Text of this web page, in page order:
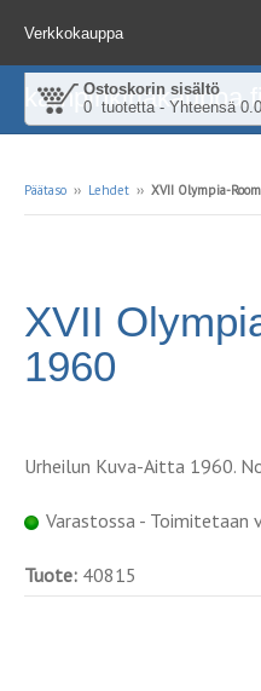
Verkkokauppa
Ostoskorin sisältö
0 tuotetta - Yhteensä
Päätaso ›› Lehdet ›› XVII Olympia-
XVII
1960
Urheilun Kuva-Aitta 1960.
Varastossa - Toimitetaan
Tuote: 40815